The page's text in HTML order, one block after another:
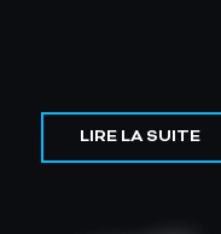
LIRE LA SUITE